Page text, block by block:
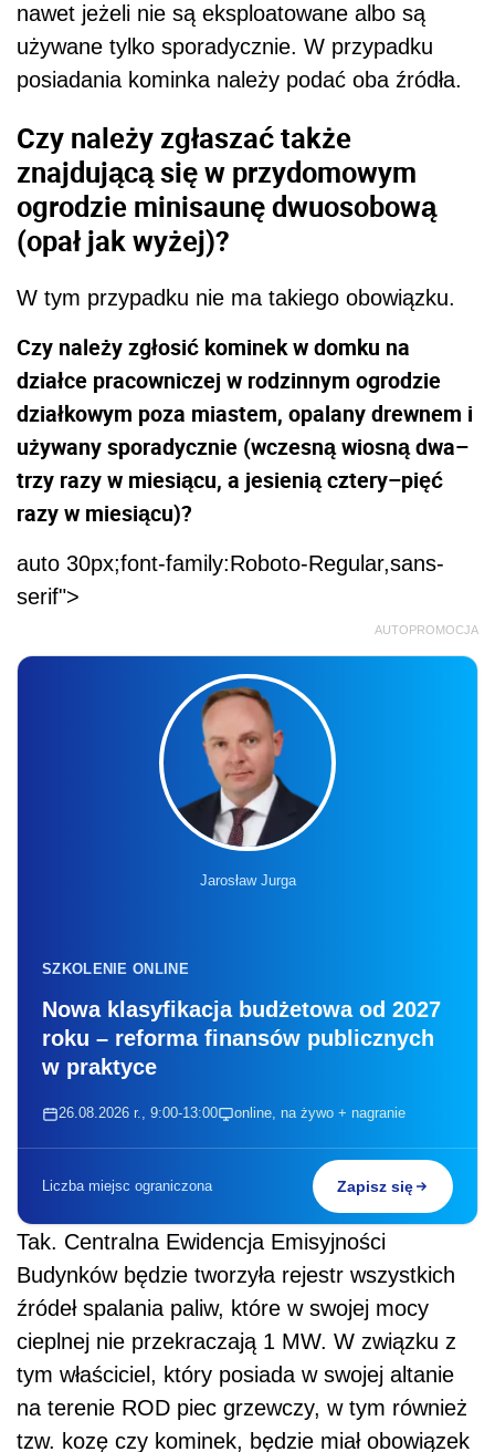
nawet jeżeli nie są eksploatowane albo są
używane tylko sporadycznie. W przypadku
posiadania kominka należy podać oba źródła.
Czy należy zgłaszać także
znajdującą się w przydomowym
ogrodzie minisaunę dwuosobową
(opał jak wyżej)?
W tym przypadku nie ma takiego obowiązku.
Czy należy zgłosić kominek w domku na
działce pracowniczej w rodzinnym ogrodzie
działkowym poza miastem, opalany drewnem i
używany sporadycznie (wczesną wiosną dwa–
trzy razy w miesiącu, a jesienią cztery–pięć
razy w miesiącu)?
auto 30px;font-family:Roboto-Regular,sans-
serif">
AUTOPROMOCJA
Jarosław Jurga
SZKOLENIE ONLINE
Nowa klasyfikacja budżetowa od 2027
roku – reforma finansów publicznych
w praktyce
26.08.2026 r., 9:00-13:00 online, na żywo + nagranie
Liczba miejsc ograniczona Zapisz się
Tak. Centralna Ewidencja Emisyjności
Budynków będzie tworzyła rejestr wszystkich
źródeł spalania paliw, które w swojej mocy
cieplnej nie przekraczają 1 MW. W związku z
tym właściciel, który posiada w swojej altanie
na terenie ROD piec grzewczy, w tym również
tzw. kozę czy kominek, będzie miał obowiązek